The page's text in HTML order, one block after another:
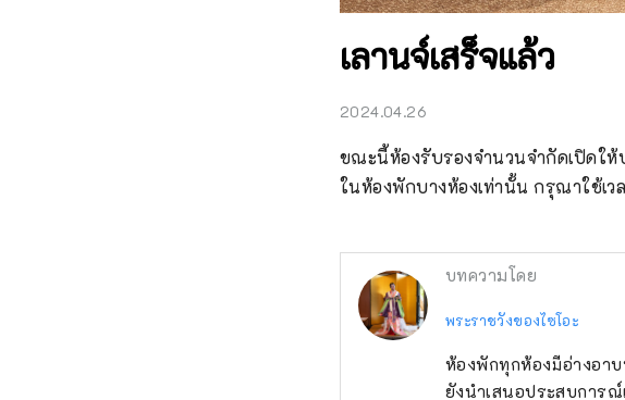
เลานจ์เสร็จแล้ว
2024.04.26
ขณะนี้ห้องรับรองจำนวนจำกัดเปิดให้
ในห้องพักบางห้องเท่านั้น กรุณาใช้เ
บทความโดย
พระราชวังของไซโอะ
ห้องพักทุกห้องมีอ่างอาบ
ยังนำเสนอประสบการ